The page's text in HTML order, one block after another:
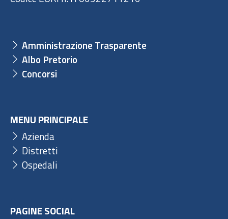
Amministrazione Trasparente
Albo Pretorio
Concorsi
MENU PRINCIPALE
Azienda
Distretti
Ospedali
PAGINE SOCIAL